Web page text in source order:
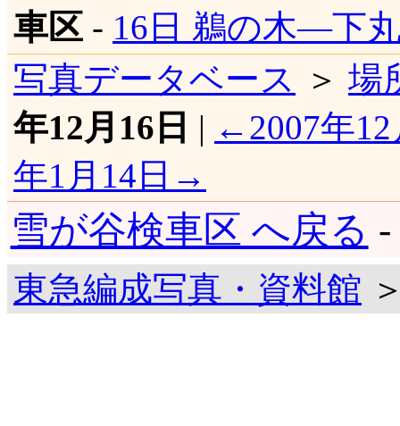
車区 - 16日 鵜の木―下
写真データベース
＞ 場
年12月16日 | ←2007年12
年1月14日→
雪が谷検車区 へ戻る -
東急編成写真・資料館